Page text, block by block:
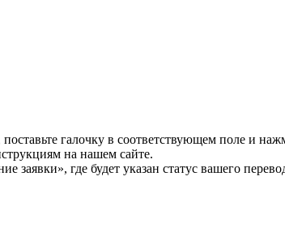
галочку в соответствующем поле и
на нашем сайте.
где будет указан статус вашего